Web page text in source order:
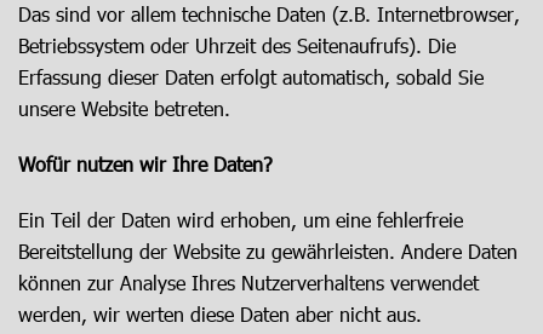
Das sind vor allem technische Daten (z.B. Internetbrowser,
Betriebssystem oder Uhrzeit des Seitenaufrufs). Die
Erfassung dieser Daten erfolgt automatisch, sobald Sie
unsere Website betreten.
Wofür nutzen wir Ihre Daten?
Ein Teil der Daten wird erhoben, um eine fehlerfreie
Bereitstellung der Website zu gewährleisten. Andere Daten
können zur Analyse Ihres Nutzerverhaltens verwendet
werden, wir werten diese Daten aber nicht aus.